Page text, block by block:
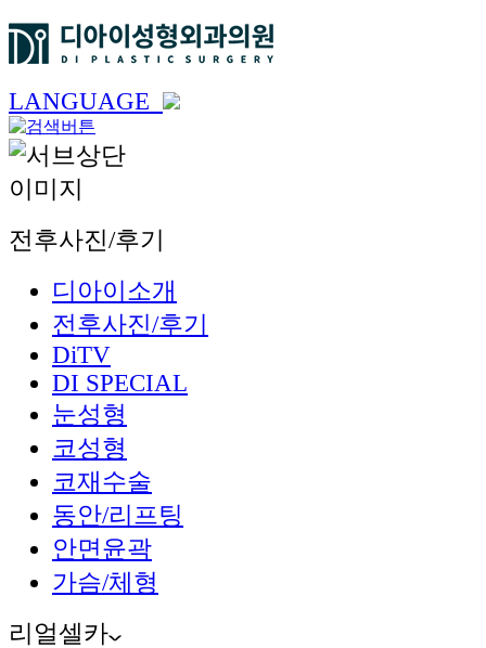
LANGUAGE
전후사진/후기
디아이소개
전후사진/후기
DiTV
DI SPECIAL
눈성형
코성형
코재수술
동안/리프팅
안면윤곽
가슴/체형
리얼셀카